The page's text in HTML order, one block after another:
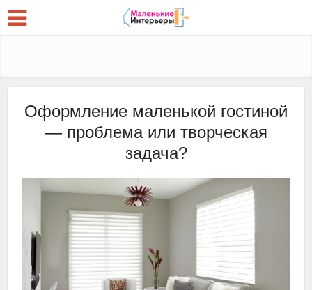
Оформление маленькой гостиной
— проблема или творческая
задача?